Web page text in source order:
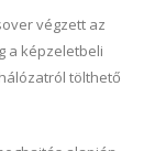
végzett az
a képzeletbeli
tölthető